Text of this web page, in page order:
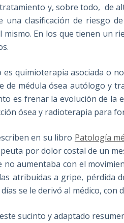
y, sobre todo, de
una clasificación de riesgo
En los que tienen un
es quimioterapia asociada o
de médula ósea autólogo y
es frenar la evolución de la
ósea y radioterapia para
en su libro Patología
por dolor costal de un
no aumentaba con el
atribuidas a gripe, pérdida
se le derivó al médico, con
sucinto y adaptado